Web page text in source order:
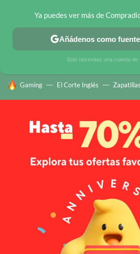
CHOLLOS TELEGRAM OFERTAS EN
HOY SE HABLA DE
Gaming El Corte Inglés Zapatillas
Ya puedes ver más de
Añádenos como
Solo necesitas una cuenta de